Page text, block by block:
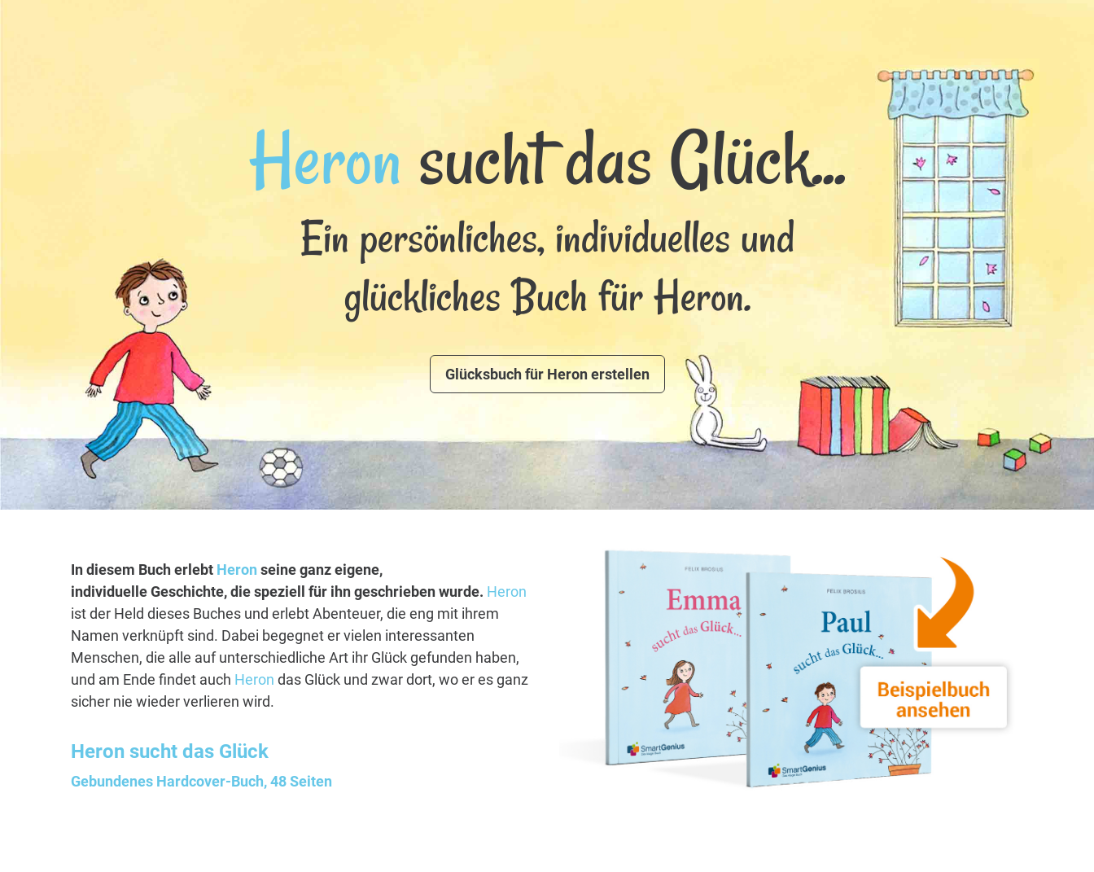
Heron sucht das Glück...
Ein persönliches, individuelles und
glückliches Buch für Heron.
Glücksbuch für Heron erstellen
In diesem Buch erlebt Heron seine ganz eigene,
individuelle Geschichte, die speziell für ihn geschrieben wurde. Heron
ist der Held dieses Buches und erlebt Abenteuer, die eng mit ihrem
Namen verknüpft sind. Dabei begegnet er vielen interessanten
Menschen, die alle auf unterschiedliche Art ihr Glück gefunden haben,
und am Ende findet auch Heron das Glück und zwar dort, wo er es ganz
sicher nie wieder verlieren wird.
Heron sucht das Glück
Gebundenes Hardcover-Buch, 48 Seiten